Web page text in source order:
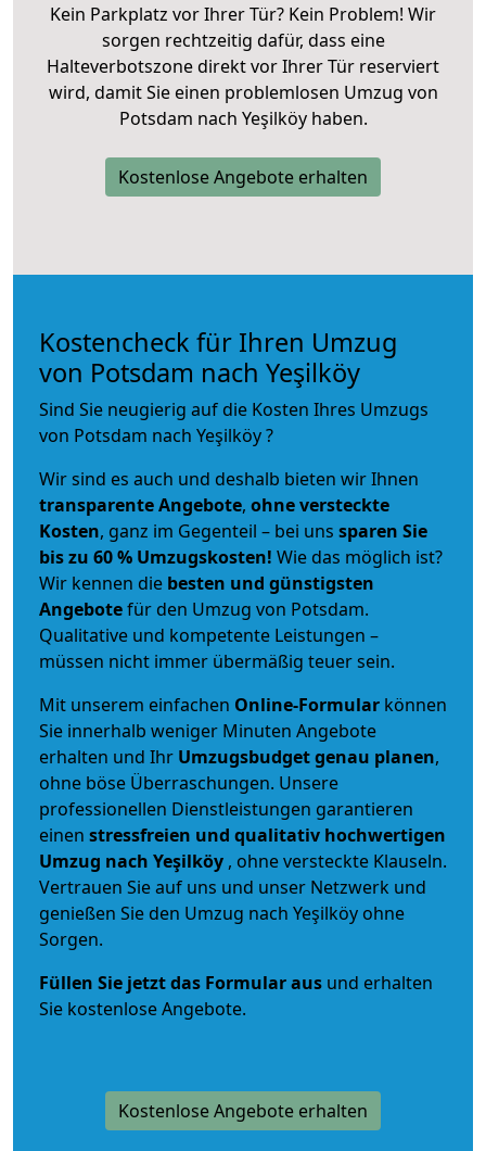
Kein Parkplatz vor Ihrer Tür? Kein Problem! Wir
sorgen rechtzeitig dafür, dass eine
Halteverbotszone direkt vor Ihrer Tür reserviert
wird, damit Sie einen problemlosen Umzug von
Potsdam nach Yeşilköy haben.
Kostenlose Angebote erhalten
Kostencheck für Ihren Umzug
von Potsdam nach Yeşilköy
Sind Sie neugierig auf die Kosten Ihres Umzugs
von Potsdam nach Yeşilköy ?
Wir sind es auch und deshalb bieten wir Ihnen
transparente Angebote, ohne versteckte
Kosten, ganz im Gegenteil – bei uns sparen Sie
bis zu 60 % Umzugskosten! Wie das möglich ist?
Wir kennen die besten und günstigsten
Angebotefür den Umzug von Potsdam.
Qualitative und kompetente Leistungen –
müssen nicht immer übermäßig teuer sein.
Mit unserem einfachen Online-Formular können
Sie innerhalb weniger Minuten Angebote
erhalten und Ihr Umzugsbudgetgenau planen,
ohne böse Überraschungen. Unsere
professionellen Dienstleistungen garantieren
einen stressfreien und qualitativ hochwertigen
Umzug nach Yeşilköy , ohne versteckte Klauseln.
Vertrauen Sie auf uns und unser Netzwerk und
genießen Sie den Umzug nach Yeşilköy ohne
Sorgen.
Füllen Sie jetzt das Formular aus und erhalten
Sie kostenlose Angebote.
Kostenlose Angebote erhalten